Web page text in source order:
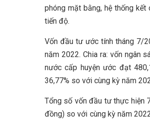
phóng mặt bằng, hệ thống
tiến độ.
Vốn đầu tư ước tính tháng 7/
năm 2022. Chia ra: vốn ngân
nước cấp huyện ước đạt
36,77% so với cùng kỳ năm
Tổng số vốn đầu tư thực hiện
đồng) so với cùng kỳ năm